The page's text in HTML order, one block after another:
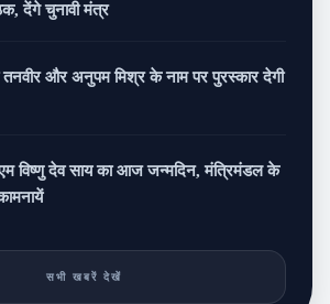
देंगे चुनावी मंत्र
तनवीर और अनुपम मिश्र के नाम पर पुरस्कार देगी
विष्णु देव साय का आज जन्मदिन, मंत्रिमंडल के
सभी खबरें देखें